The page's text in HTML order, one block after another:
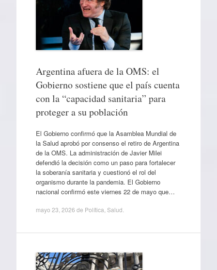
Argentina afuera de la OMS: el
Gobierno sostiene que el país cuenta
con la “capacidad sanitaria” para
proteger a su población
El Gobierno confirmó que la Asamblea Mundial de
la Salud aprobó por consenso el retiro de Argentina
de la OMS. La administración de Javier Milei
defendió la decisión como un paso para fortalecer
la soberanía sanitaria y cuestionó el rol del
organismo durante la pandemia. El Gobierno
nacional confirmó este viernes 22 de mayo que…
mayo 23, 2026 de Política Salud